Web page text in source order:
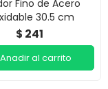
Fino de Acero
30.5 cm
$ 241